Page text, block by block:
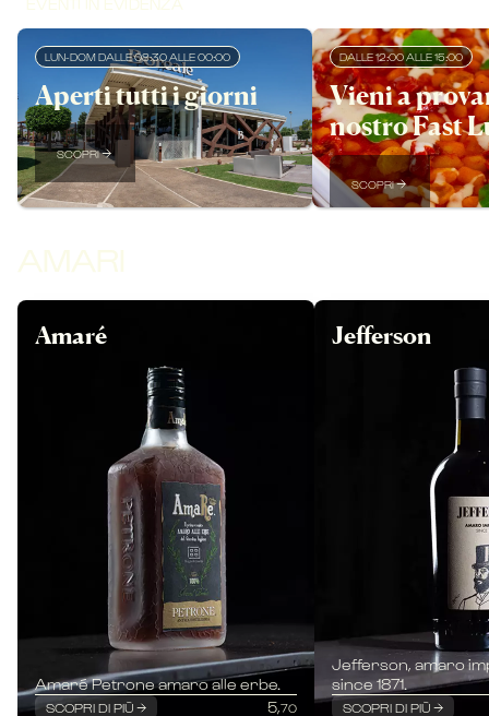
EVENTI IN EVIDENZA
LUN-DOM DALLE 08:30 ALLE 00:00
Aperti tutti i giorni
SCOPRI
DALLE 12:00 ALLE 15:00
Vieni a
nostro Fast
SCOPRI
AMARI
Amaré
Amaré Petrone amaro alle erbe.
SCOPRI DI PIÙ 5,70
Jefferson
Jefferson, amaro
since 1871.
SCOPRI DI PIÙ